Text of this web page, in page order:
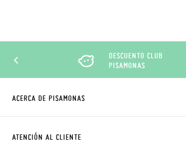
DESCUENTO CLUB
PISAMONAS
ACERCA DE PISAMONAS
CÓMO COMPRAR
ATENCIÓN AL CLIENTE